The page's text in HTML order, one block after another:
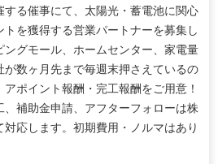
する催事にて、太陽光・蓄電池に関心
を獲得する営業パートナーを募集し
ングモール、ホームセンター、家電量
数ヶ月先まで毎週末押さえているの
ポイント報酬・完工報酬をご用意！
補助金申請、アフターフォローは株
応します。初期費用・ノルマはあり